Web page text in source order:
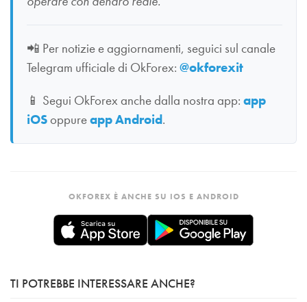
📲 Per notizie e aggiornamenti, seguici sul canale
Telegram ufficiale di OkForex: @okforexit
📱 Segui OkForex anche dalla nostra app: app
iOSoppureapp Android.
OKFOREX È ANCHE SU IOS E ANDROID
TI POTREBBE INTERESSARE ANCHE?